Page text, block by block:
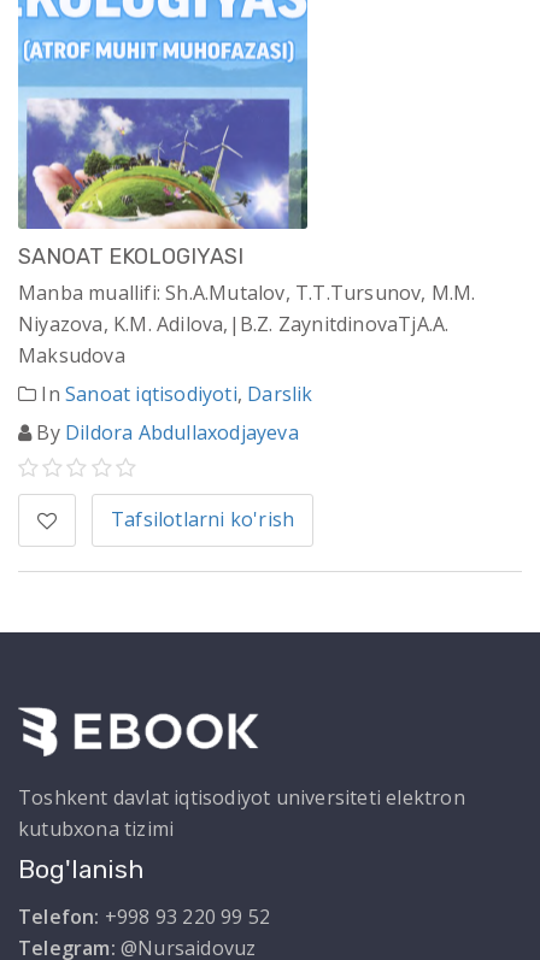
SANOAT EKOLOGIYASI
Manba muallifi: Sh.A.Mutalov, T.T.Tursunov, M.M.
Niyazova, K.M. Adilova,|B.Z. ZaynitdinovaTjA.A.
Maksudova
InSanoat iqtisodiyoti, Darslik
By Dildora Abdullaxodjayeva
Tafsilotlarni ko'rish
Toshkent davlat iqtisodiyot universiteti elektron
kutubxona tizimi
Bog'lanish
Telefon: +998 93 220 99 52
Telegram: @Nursaidovuz